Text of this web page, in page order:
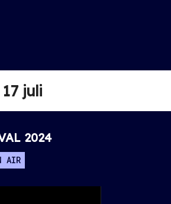
juli
2024
AIR